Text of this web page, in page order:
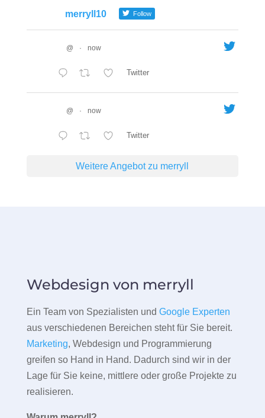
merryll10 Follow
@ · now
Twitter
@ · now
Twitter
Weitere Angebot zu merryll
Webdesign von merryll
Ein Team von Spezialisten und Google Experten
aus verschiedenen Bereichen steht für Sie bereit.
Marketing, Webdesign und Programmierung
greifen so Hand in Hand. Dadurch sind wir in der
Lage für Sie keine, mittlere oder große Projekte zu
realisieren.